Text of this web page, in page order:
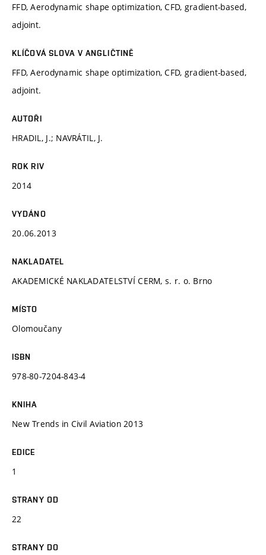
FFD, Aerodynamic shape optimization, CFD, gradient-based,
adjoint.
KLÍČOVÁ SLOVA V ANGLIČTINĚ
FFD, Aerodynamic shape optimization, CFD, gradient-based,
adjoint.
AUTOŘI
HRADIL, J.; NAVRÁTIL, J.
ROK RIV
2014
VYDÁNO
20.06.2013
NAKLADATEL
AKADEMICKÉ NAKLADATELSTVÍ CERM, s. r. o. Brno
MÍSTO
Olomoučany
ISBN
978-80-7204-843-4
KNIHA
New Trends in Civil Aviation 2013
EDICE
1
STRANY OD
22
STRANY DO